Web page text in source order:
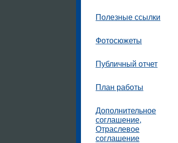
Полезные ссылки
Фотосюжеты
Публичный отчет
План работы
Дополнительное
соглашение,
Отраслевое
соглашение